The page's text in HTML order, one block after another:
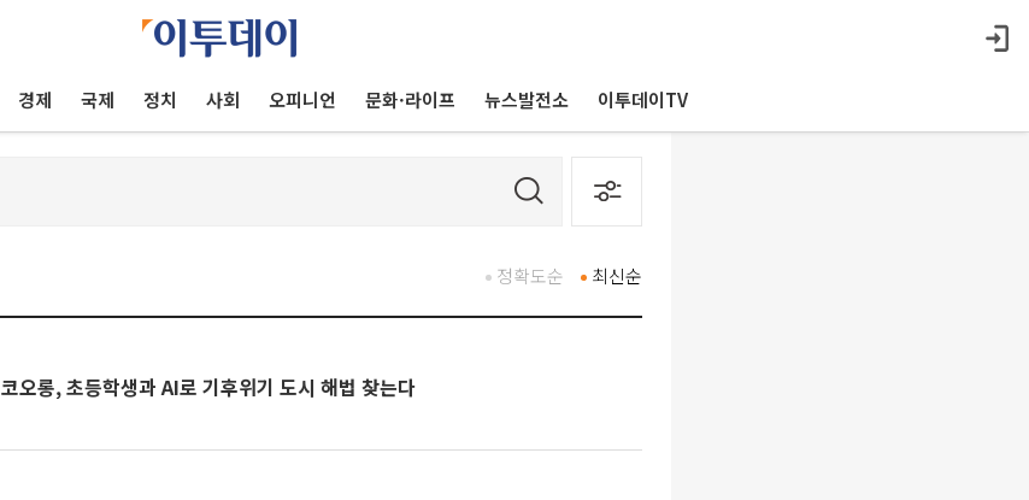
경제 국제 정치 사회 오피니언 문화·라이프 뉴스발전소 이투데이TV
최신순
정확도순
코오롱, 초등학생과 AI로 기후위기 도시 해법 찾는다